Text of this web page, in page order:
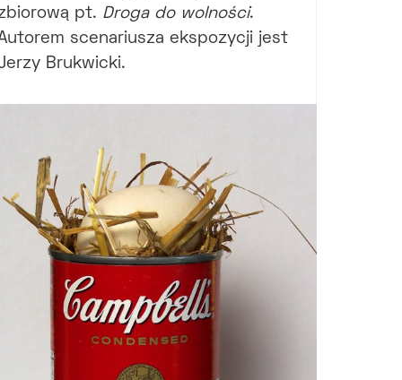
pt. Droga do wolności.
scenariusza ekspozycji jest
Brukwicki.